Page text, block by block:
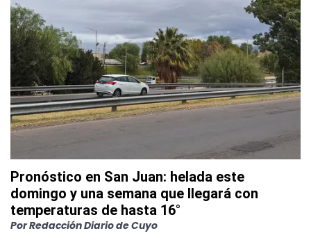
Pronóstico en San Juan: helada este
domingo y una semana que llegará con
temperaturas de hasta 16°
PorRedacción Diario de Cuyo